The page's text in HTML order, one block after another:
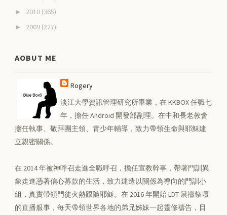
► 2010 (365)
► 2009 (227)
AOBUT ME
Rogery
淡江大學資訊管理研究所畢業，在 KKBOX 任職七
年，擔任 Android 開發部副理。在中和長老教會
擔任執事、敬拜團主領、青少年輔導，致力帶領生命與耶穌建
立親密關係。
在 2014 年被神呼召走進全職呼召，擔任宣教幹事，帶著門訓異
象走進憑著信心募款的生活，致力建造以關係為導向的門訓小
組，真實帶領門徒火熱跟隨耶穌。在 2016 年開始 LDT 晨禱祭壇
的直播服事，每天帶領世界各地的弟兄姊妹一起靈修禱告，目